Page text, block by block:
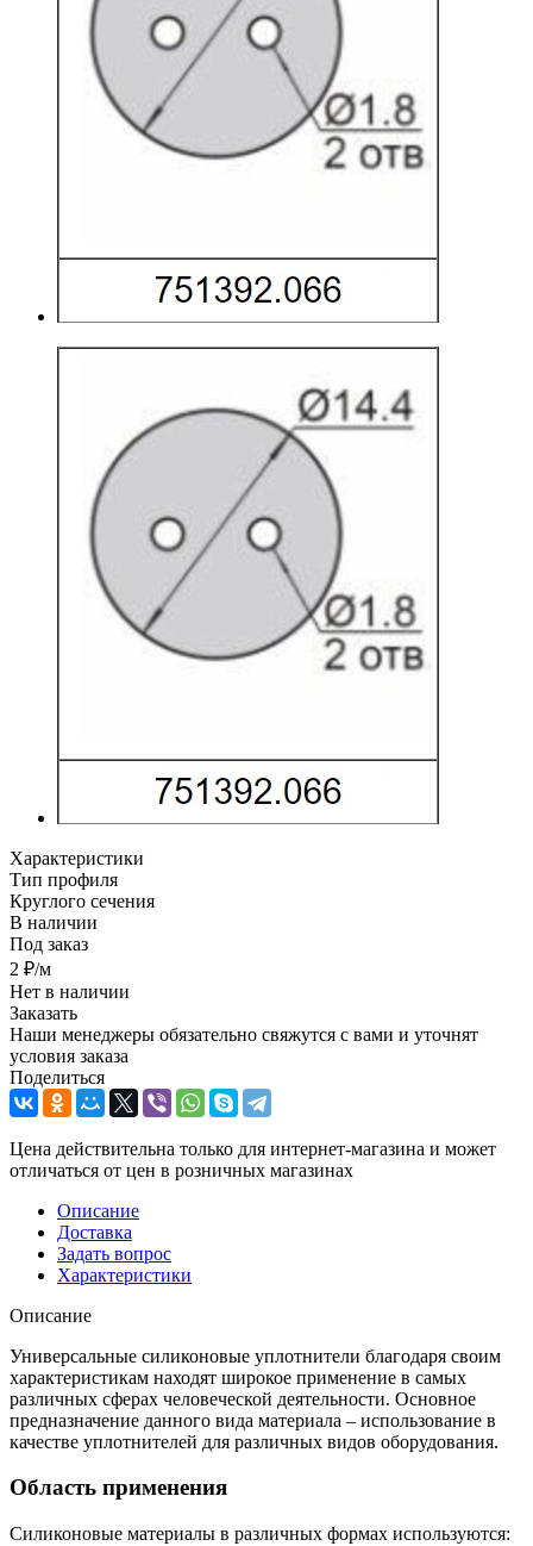
Характеристики
Тип профиля
Круглого сечения
В наличии
Под заказ
2 ₽/м
Нет в наличии
Заказать
Наши менеджеры обязательно свяжутся с вами и уточнят
условия заказа
Поделиться
Цена действительна только для интернет-магазина и может
отличаться от цен в розничных магазинах
Описание
Доставка
Задать вопрос
Характеристики
Описание
Универсальные силиконовые уплотнители благодаря своим
характеристикам находят широкое применение в самых
различных сферах человеческой деятельности. Основное
предназначение данного вида материала – использование в
качестве уплотнителей для различных видов оборудования.
Область применения
Силиконовые материалы в различных формах используются: